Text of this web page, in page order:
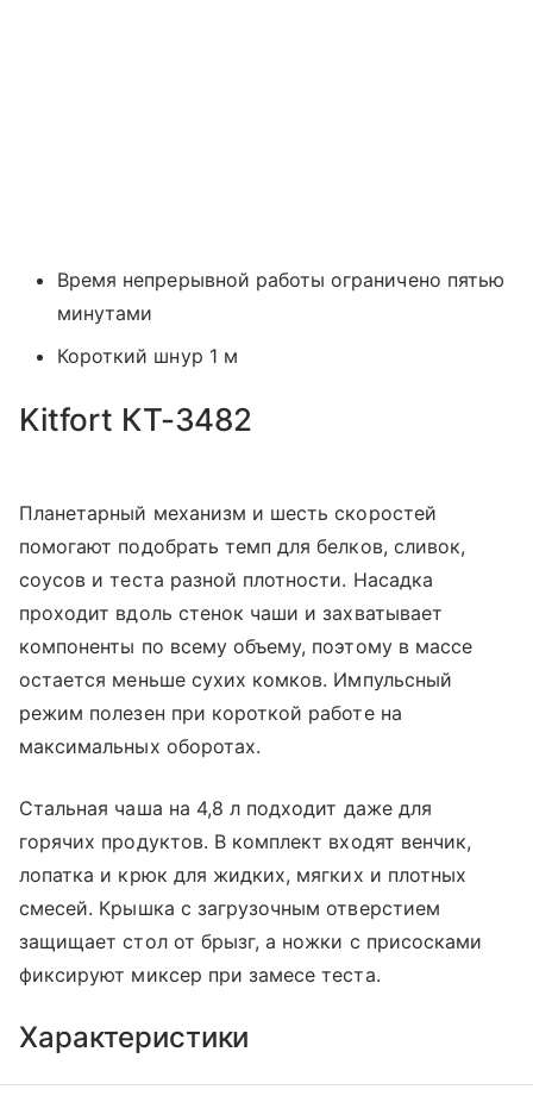
Время непрерывной работы ограничено пятью
минутами
Короткий шнур 1 м
Kitfort КТ-3482
Планетарный механизм и шесть скоростей
помогают подобрать темп для белков, сливок,
соусов и теста разной плотности. Насадка
проходит вдоль стенок чаши и захватывает
компоненты по всему объему, поэтому в массе
остается меньше сухих комков. Импульсный
режим полезен при короткой работе на
максимальных оборотах.
Стальная чаша на 4,8 л подходит даже для
горячих продуктов. В комплект входят венчик,
лопатка и крюк для жидких, мягких и плотных
смесей. Крышка с загрузочным отверстием
защищает стол от брызг, а ножки с присосками
фиксируют миксер при замесе теста.
Характеристики